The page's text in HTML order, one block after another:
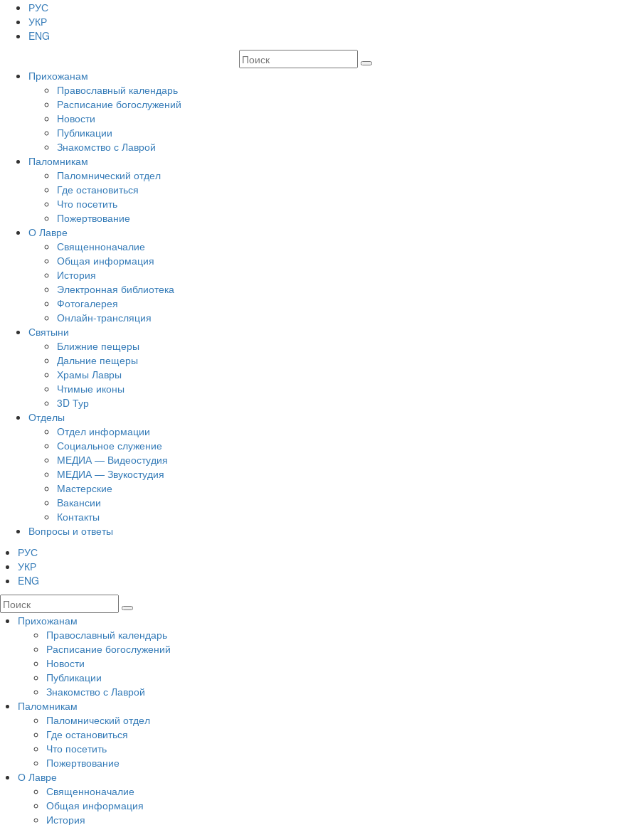
РУС
УКР
ENG
Прихожанам
Православный календарь
Расписание богослужений
Новости
Публикации
Знакомство с Лаврой
Паломникам
Паломнический отдел
Где остановиться
Что посетить
Пожертвование
О Лавре
Священноначалие
Общая информация
История
Электронная библиотека
Фотогалерея
Онлайн-трансляция
Святыни
Ближние пещеры
Дальние пещеры
Храмы Лавры
Чтимые иконы
3D Тур
Отделы
Отдел информации
Социальное служение
МЕДИА — Видеостудия
МЕДИА — Звукостудия
Мастерские
Вакансии
Контакты
Вопросы и ответы
РУС
УКР
ENG
Прихожанам
Православный календарь
Расписание богослужений
Новости
Публикации
Знакомство с Лаврой
Паломникам
Паломнический отдел
Где остановиться
Что посетить
Пожертвование
О Лавре
Священноначалие
Общая информация
История